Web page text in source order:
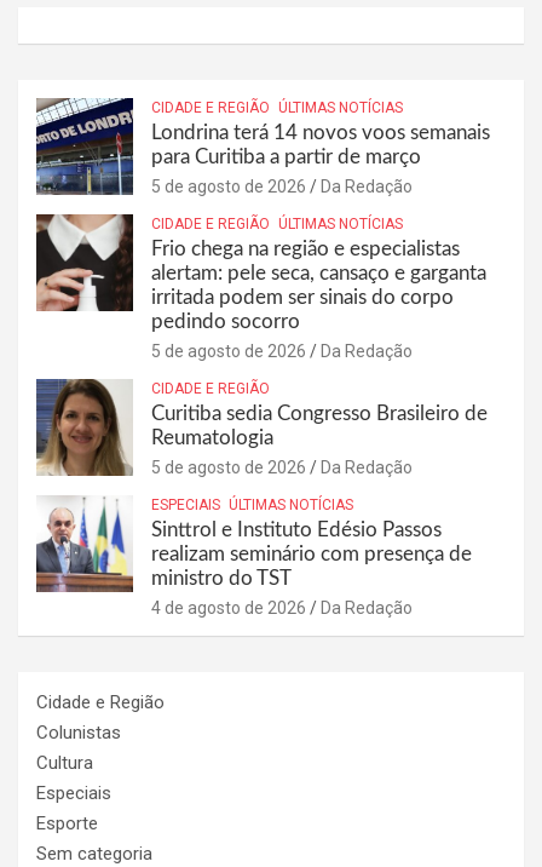
CIDADE E REGIÃO ÚLTIMAS NOTÍCIAS
Londrina terá 14 novos voos semanais
para Curitiba a partir de março
5 de agosto de 2026 Da Redação
CIDADE E REGIÃO ÚLTIMAS NOTÍCIAS
Frio chega na região e especialistas
alertam: pele seca, cansaço e garganta
irritada podem ser sinais do corpo
pedindo socorro
5 de agosto de 2026 Da Redação
CIDADE E REGIÃO
Curitiba sedia Congresso Brasileiro de
Reumatologia
5 de agosto de 2026 Da Redação
ESPECIAIS ÚLTIMAS NOTÍCIAS
Sinttrol e Instituto Edésio Passos
realizam seminário com presença de
ministro do TST
4 de agosto de 2026 Da Redação
Cidade e Região
Colunistas
Cultura
Especiais
Esporte
Sem categoria